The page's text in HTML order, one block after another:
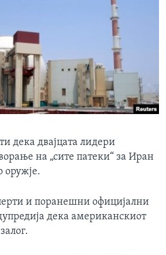
дека двајцата лидери
на „сите патеки“ за Иран
оружје.
и поранешни официјални
дека американскиот